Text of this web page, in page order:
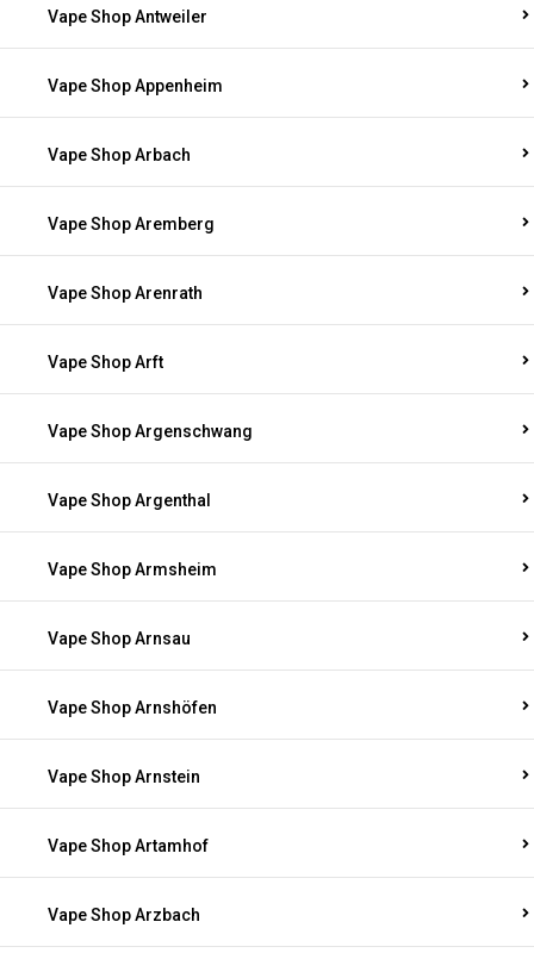
Vape Shop Antweiler
Vape Shop Appenheim
Vape Shop Arbach
Vape Shop Aremberg
Vape Shop Arenrath
Vape Shop Arft
Vape Shop Argenschwang
Vape Shop Argenthal
Vape Shop Armsheim
Vape Shop Arnsau
Vape Shop Arnshöfen
Vape Shop Arnstein
Vape Shop Artamhof
Vape Shop Arzbach